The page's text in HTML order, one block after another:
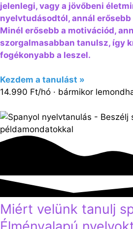
jelenlegi, vagy a jövőbeni
nyelvtudásodtól, annál
Minél erősebb a motivációd,
szorgalmasabban tanulsz, így
fogékonyabb a leszel.
Kezdem a tanulást »
14.990 Ft/hó · bármikor
Miért velünk tanulj